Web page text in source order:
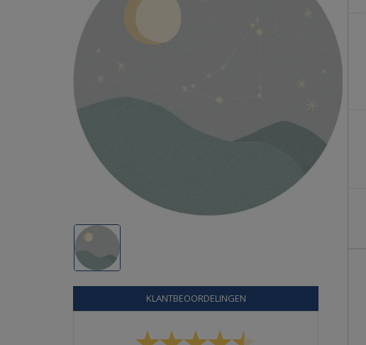
KLANTBEOORDELINGEN